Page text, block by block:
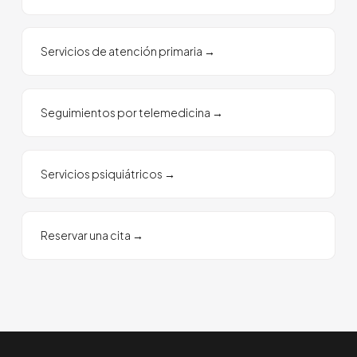
Servicios de atención primaria →
Seguimientos por telemedicina →
Servicios psiquiátricos →
Reservar una cita →